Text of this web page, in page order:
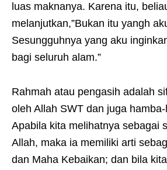
luas maknanya. Karena itu,
melanjutkan,”Bukan itu yangh
Sesungguhnya yang aku
bagi seluruh alam.”
Rahmah atau pengasih adalah
oleh Allah SWT dan juga
Apabila kita melihatnya sebagai
Allah, maka ia memiliki arti
dan Maha Kebaikan; dan bila